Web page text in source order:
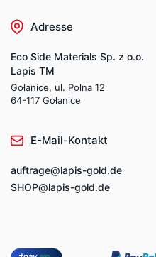
Adresse
Eco Side Materials Sp. z o.o.
Lapis TM
Gołanice, ul. Polna 12
64-117 Gołanice
E-Mail-Kontakt
auftrage@lapis-gold.de
SHOP@lapis-gold.de